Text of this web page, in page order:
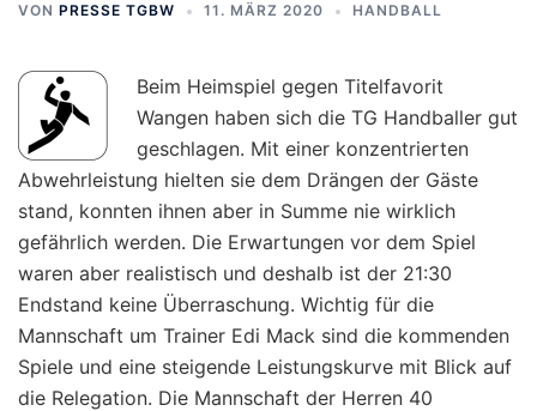
VON PRESSE TGBW 11. MÄRZ 2020 HANDBALL
Beim Heimspiel gegen Titelfavorit
Wangen haben sich die TG Handballer gut
geschlagen. Mit einer konzentrierten
Abwehrleistung hielten sie dem Drängen der Gäste
stand, konnten ihnen aber in Summe nie wirklich
gefährlich werden. Die Erwartungen vor dem Spiel
waren aber realistisch und deshalb ist der 21:30
Endstand keine Überraschung. Wichtig für die
Mannschaft um Trainer Edi Mack sind die kommenden
Spiele und eine steigende Leistungskurve mit Blick auf
die Relegation. Die Mannschaft der Herren 40